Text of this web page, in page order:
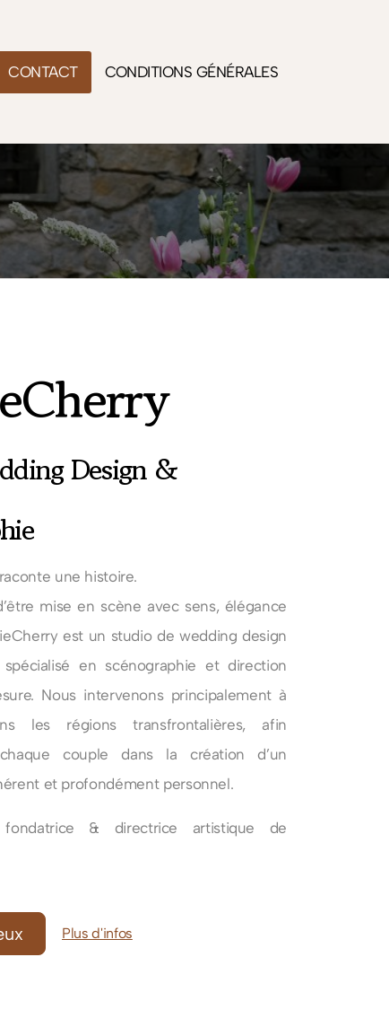
CONTACT CONDITIONS GÉNÉRALES
Design &
une histoire.
mise en scène avec sens, élégance
est un studio de wedding design
en scénographie et direction
Nous intervenons principalement à
les régions transfrontalières, afin
chaque couple dans la création d’un
et profondément personnel.
fondatrice & directrice artistique de
Plus d'infos